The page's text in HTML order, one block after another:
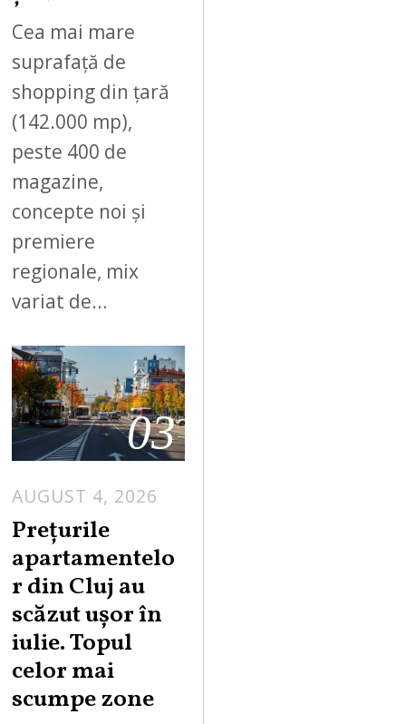
Cea mai mare
suprafață de
shopping din țară
(142.000 mp),
peste 400 de
magazine,
concepte noi și
premiere
regionale, mix
variat de…
03
AUGUST 4, 2026
Prețurile
apartamentelo
r din Cluj au
scăzut ușor în
iulie. Topul
celor mai
scumpe zone